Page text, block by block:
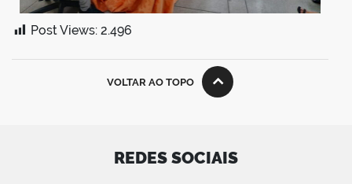
Post Views: 2.496
VOLTAR AO TOPO
REDES SOCIAIS